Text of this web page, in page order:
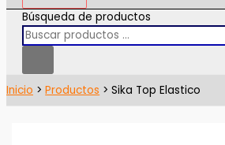
Búsqueda de productos
Inicio Productos Sika Top Elastico